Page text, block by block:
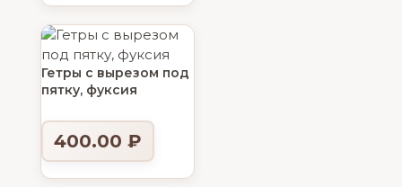
Гетры с вырезом под
пятку, фуксия
400.00 ₽